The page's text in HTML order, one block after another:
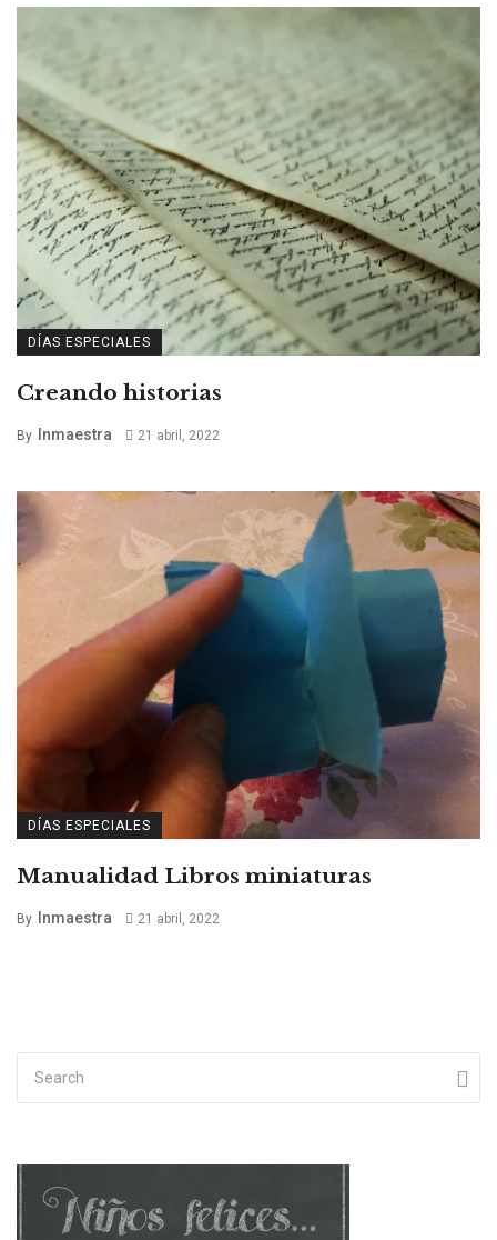
DÍAS ESPECIALES
Creando historias
By Inmaestra 21 abril, 2022
DÍAS ESPECIALES
Manualidad Libros miniaturas
By Inmaestra 21 abril, 2022